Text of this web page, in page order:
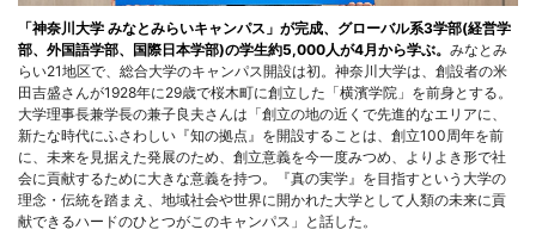
「神奈川大学 みなとみらいキャンパス」が完成、グローバル系3学部(経営学
部、外国語学部、国際日本学部)の学生約5,000人が4月から学ぶ。 みなとみ
らい21地区で、総合大学のキャンパス開設は初。神奈川大学は、創設者の米
田吉盛さんが1928年に29歳で桜木町に創立した「横濱学院」を前身とする。
大学理事長兼学長の兼子良夫さんは「創立の地の近くで先進的なエリアに、
新たな時代にふさわしい『知の拠点』を開設することは、創立100周年を前
に、未来を見据えた発展のため、創立意義を今一度みつめ、よりよき形で社
会に貢献するために大きな意義を持つ。『真の実学』を目指すという大学の
理念・伝統を踏まえ、地域社会や世界に開かれた大学として人類の未来に貢
献できるハードのひとつがこのキャンパス」と話した。